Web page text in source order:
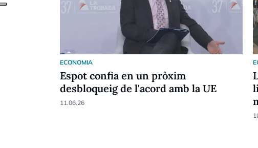
ECONOMIA
Espot confia en un pròxim
desbloqueig de l'acord amb la UE
11.06.26